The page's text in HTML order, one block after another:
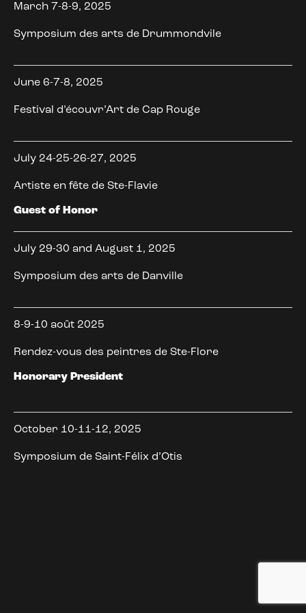
March 7-8-9, 2025
Symposium des arts de Drummondvile
June 6-7-8, 2025
Festival d’écouvr’Art de Cap Rouge
July 24-25-26-27, 2025
Artiste en fête de Ste-Flavie
Guest of Honor
July 29-30 and August 1, 2025
Symposium des arts de Danville
8-9-10 août 2025
Rendez-vous des peintres de Ste-Flore
Honorary President
October 10-11-12, 2025
Symposium de Saint-Félix d’Otis